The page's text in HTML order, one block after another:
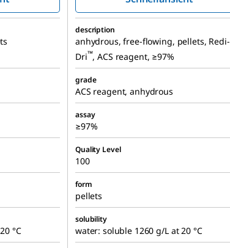
description
anhydrous, free-flowing, pellets, Redi-
Dri™, ACS reagent, ≥97%
grade
ACS reagent, anhydrous
assay
≥97%
Quality Level
100
form
pellets
°C
solubility
water: soluble 1260 g/L at 20 °C